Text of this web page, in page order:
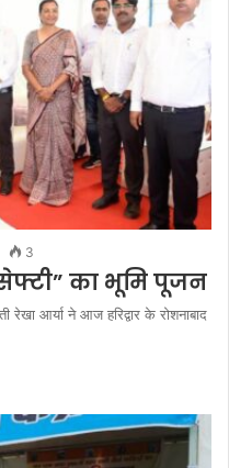
3
का भूमि पूजन
रेखा आर्या ने आज हरिद्वार के रोशनाबाद